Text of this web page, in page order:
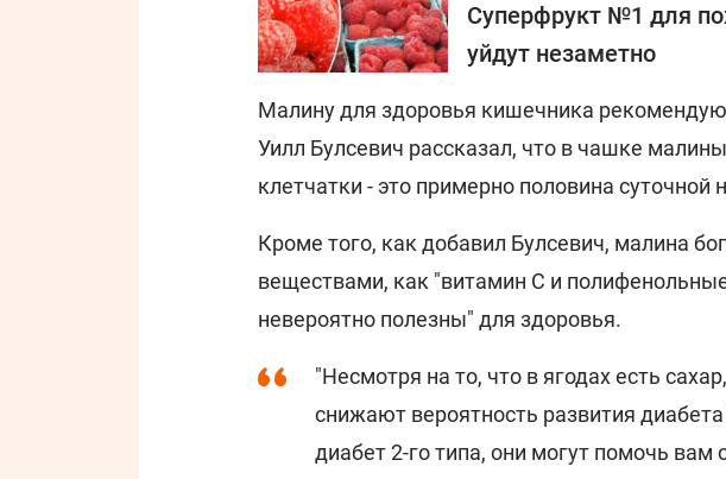
Суперфрукт №1 для
уйдут незаметно
Малину для здоровья кишечника
Уилл Булсевич рассказал, что в чашке
клетчатки - это примерно половина суточной
Кроме того, как добавил Булсевич, малина
веществами, как "витамин С и
невероятно полезны" для здоровья.
"Несмотря на то, что в ягодах есть
снижают вероятность развития диабета
диабет 2-го типа, они могут помочь вам